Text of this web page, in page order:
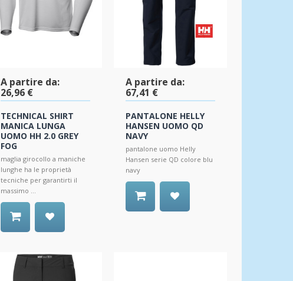
A partire da:
26,96 €
TECHNICAL SHIRT
MANICA LUNGA
UOMO HH 2.0 GREY
FOG
maglia girocollo a maniche
lunghe ha le proprietà
tecniche per garantirti il
massimo ...
A partire da:
67,41 €
PANTALONE HELLY
HANSEN UOMO QD
NAVY
pantalone uomo Helly
Hansen serie QD colore blu
navy